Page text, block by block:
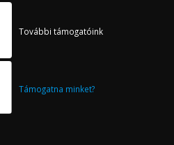
További támogatóink
Támogatna minket?